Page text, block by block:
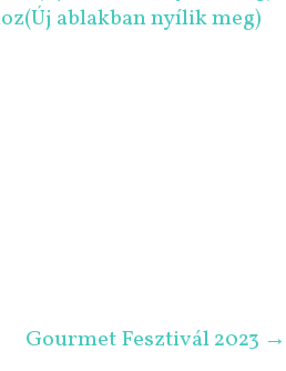
ablakban nyílik meg)
Gourmet Fesztivál 2023 →